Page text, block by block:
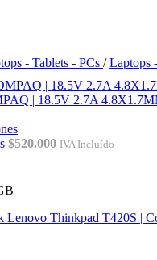
- Tablets - PCs / Laptops
| 18.5V 2.7A
$520.000 IVA Incluído